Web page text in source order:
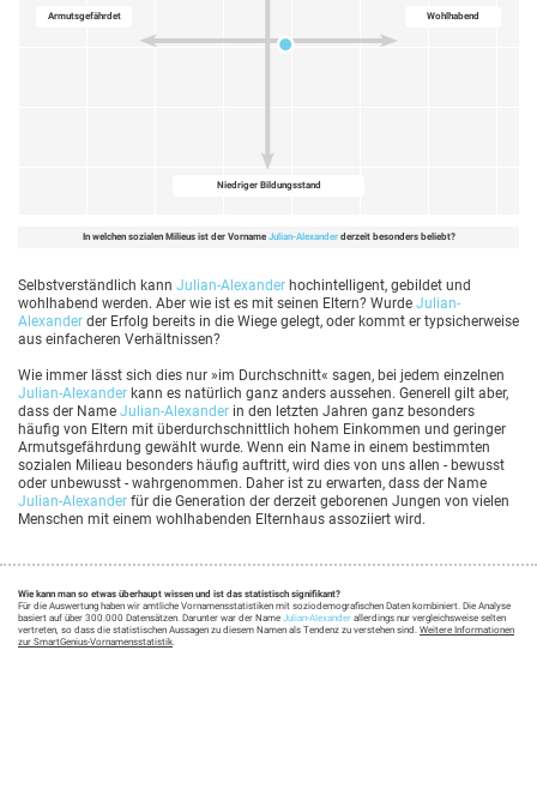
Wohlhabend
Niedriger Bildungsstand
Armutsgefährdet
In welchen sozialen Milieus ist der Vorname Julian-Alexanderderzeit besonders beliebt?
Selbstverständlich kann Julian-Alexander hochintelligent, gebildet und
wohlhabend werden. Aber wie ist es mit seinen Eltern? Wurde Julian-
Alexander der Erfolg bereits in die Wiege gelegt, oder kommt er typsicherweise
aus einfacheren Verhältnissen?
Wie immer lässt sich dies nur »im Durchschnitt« sagen, bei jedem einzelnen
Julian-Alexander kann es natürlich ganz anders aussehen. Generell gilt aber,
dass der Name Julian-Alexander in den letzten Jahren ganz besonders
häufig von Eltern mit überdurchschnittlich hohem Einkommen und geringer
Armutsgefährdung gewählt wurde. Wenn ein Name in einem bestimmten
sozialen Milieau besonders häufig auftritt, wird dies von uns allen - bewusst
oder unbewusst - wahrgenommen. Daher ist zu erwarten, dass der Name
Julian-Alexander für die Generation der derzeit geborenen Jungen von vielen
Menschen mit einem wohlhabenden Elternhaus assoziiert wird.
Wie kann man so etwas überhaupt wissen und ist das statistisch signifikant?
Für die Auswertung haben wir amtliche Vornamensstatistiken mit soziodemografischen Daten kombiniert. Die Analyse
basiert auf über 300.000 Datensätzen. Darunter war der Name Julian-Alexander allerdings nur vergleichsweise selten
vertreten, so dass die statistischen Aussagen zu diesem Namen als Tendenz zu verstehen sind. Weitere Informationen
zur SmartGenius-Vornamensstatistik.